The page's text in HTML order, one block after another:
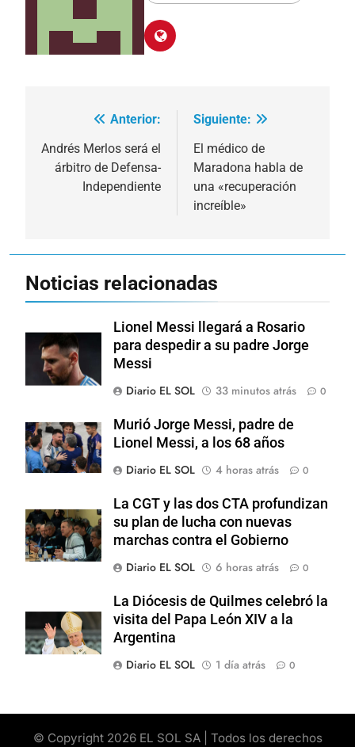
Navegación
de
entradas
Anterior:
Andrés Merlos será el
árbitro de Defensa-
Independiente
Siguiente:
El médico de
Maradona habla de
una «recuperación
increíble»
Noticias relacionadas
Lionel Messi llegará a Rosario
para despedir a su padre Jorge
Messi
Diario EL SOL
33 minutos atrás 0
Murió Jorge Messi, padre de
Lionel Messi, a los 68 años
Diario EL SOL
4 horas atrás 0
La CGT y las dos CTA profundizan
su plan de lucha con nuevas
marchas contra el Gobierno
Diario EL SOL
6 horas atrás 0
La Diócesis de Quilmes celebró la
visita del Papa León XIV a la
Argentina
Diario EL SOL
1 día atrás 0
© Copyright 2026 EL SOL SA | Todos los derechos